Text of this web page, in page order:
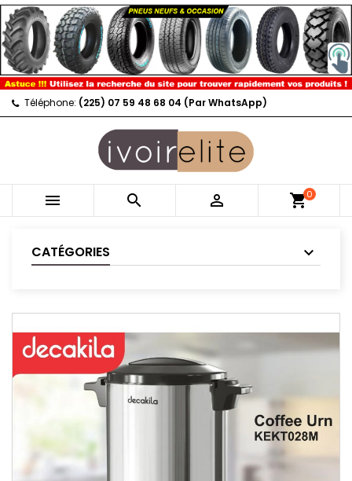
Téléphone: (225) 07 59 48 68 04 (Par WhatsApp)
   shopping_cart0
CATÉGORIES